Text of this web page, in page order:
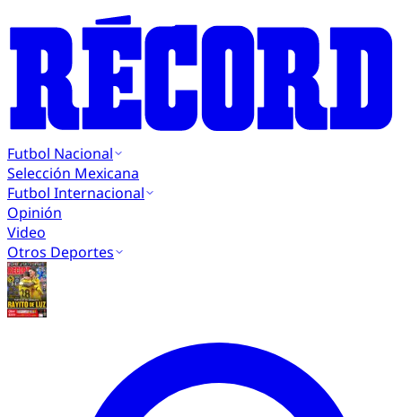
Futbol Nacional
Selección Mexicana
Futbol Internacional
Opinión
Video
Otros Deportes